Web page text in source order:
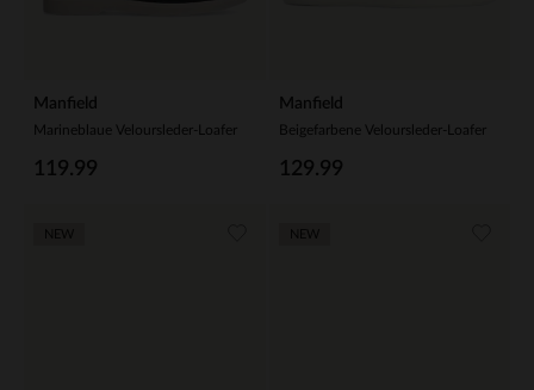
Manfield
Marineblaue Veloursleder-Loafer
119.99
Manfield
Beigefarbene Veloursleder-Loafer
129.99